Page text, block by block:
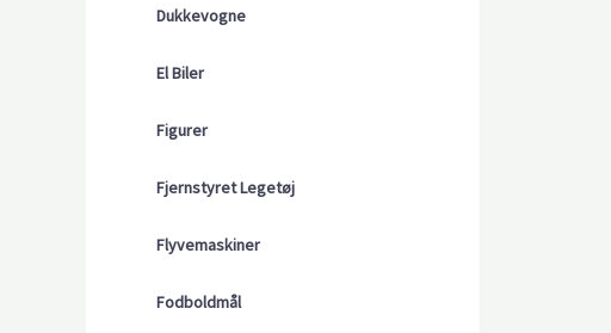
Dukkevogne
El Biler
Figurer
Fjernstyret Legetøj
Flyvemaskiner
Fodboldmål